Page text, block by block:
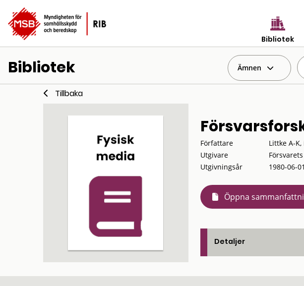
Bibliotek
Bibliotek Ämnen
Tillbaka
Författare
Littke A-
Utgivare
Utgivningsår
1980-06-01
Öppna
Detaljer